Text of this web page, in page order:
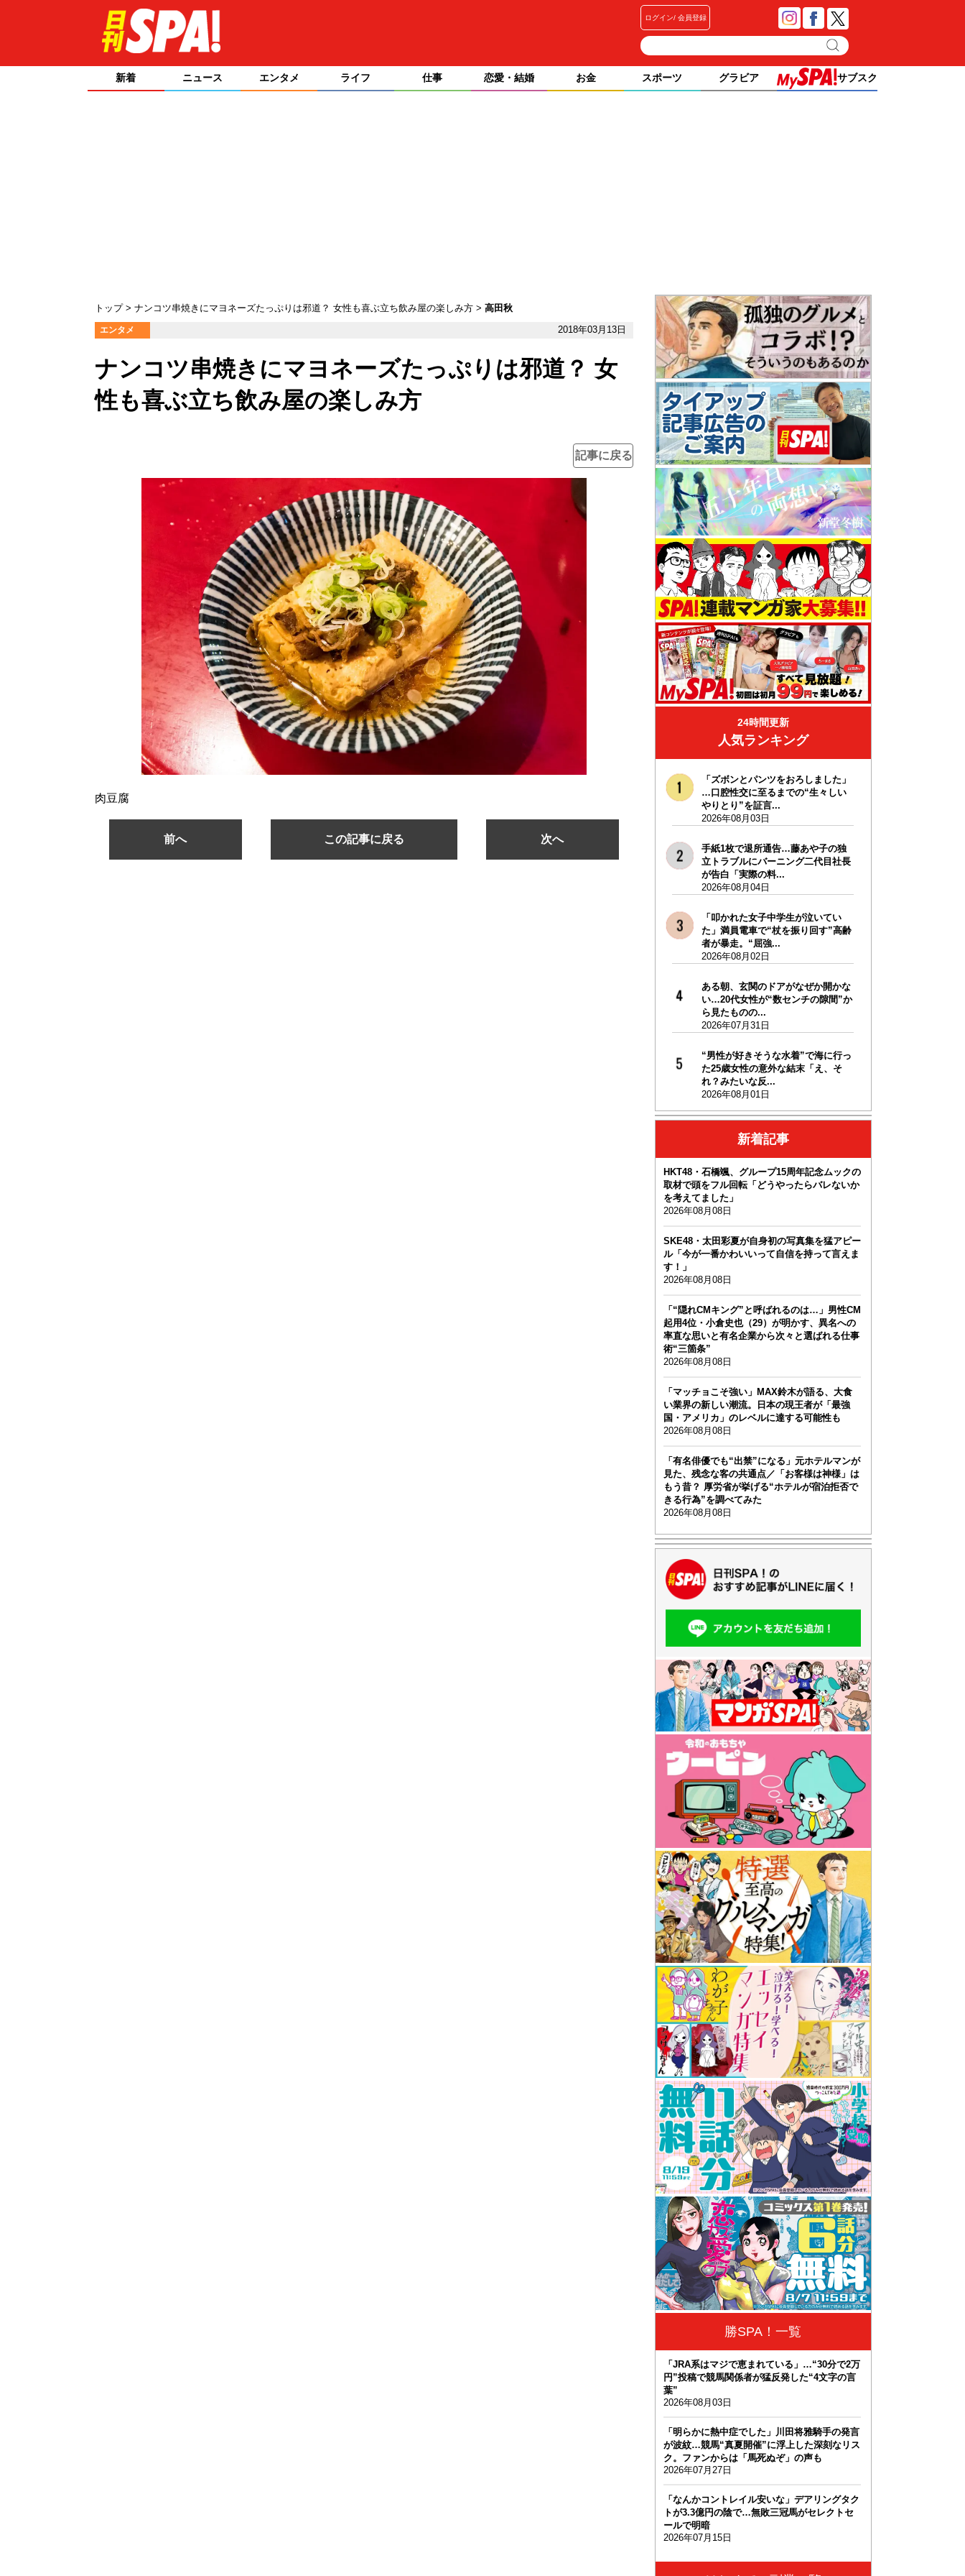
ログイン 会員登録
新着 ニュース エンタメ ライフ 仕事 恋愛・結婚 お金 スポーツ グラビア サブスク
トップ ナンコツ串焼きにマヨネーズたっぷりは邪道？ 女性も喜ぶ立ち飲み屋の楽しみ方 高田秋
エンタメ 2018年03月13日
ナンコツ串焼きにマヨネーズたっぷりは邪道？ 女
性も喜ぶ立ち飲み屋の楽しみ方
記事に戻る
肉豆腐
前へ この記事に戻る 次へ
24時間更新
人気ランキング
「ズボンとパンツをおろしました」
…口腔性交に至るまでの“生々しい
やりとり”を証言...
2026年08月03日
手紙1枚で退所通告…藤あや子の独
立トラブルにバーニング二代目社長
が告白「実際の料...
2026年08月04日
「叩かれた女子中学生が泣いてい
た」満員電車で“杖を振り回す”高齢
者が暴走。“屈強...
2026年08月02日
ある朝、玄関のドアがなぜか開かな
い…20代女性が“数センチの隙間”か
ら見たものの...
2026年07月31日
“男性が好きそうな水着”で海に行っ
た25歳女性の意外な結末「え、そ
れ？みたいな反...
2026年08月01日
新着記事
HKT48・石橋颯、グループ15周年記念ムックの
取材で頭をフル回転「どうやったらバレないか
を考えてました」
2026年08月08日
SKE48・太田彩夏が自身初の写真集を猛アピー
ル「今が一番かわいいって自信を持って言えま
す！」
2026年08月08日
「“隠れCMキング”と呼ばれるのは…」男性CM
起用4位・小倉史也（29）が明かす、異名への
率直な思いと有名企業から次々と選ばれる仕事
術“三箇条”
2026年08月08日
「マッチョこそ強い」MAX鈴木が語る、大食
い業界の新しい潮流。日本の現王者が「最強
国・アメリカ」のレベルに達する可能性も
2026年08月08日
「有名俳優でも“出禁”になる」元ホテルマンが
見た、残念な客の共通点／「お客様は神様」は
もう昔？ 厚労省が挙げる“ホテルが宿泊拒否で
きる行為”を調べてみた
2026年08月08日
勝SPA！一覧
「JRA系はマジで恵まれている」…“30分で2万
円”投稿で競馬関係者が猛反発した“4文字の言
葉”
2026年08月03日
「明らかに熱中症でした」川田将雅騎手の発言
が波紋…競馬“真夏開催”に浮上した深刻なリス
ク。ファンからは「馬死ぬぞ」の声も
2026年07月27日
「なんかコントレイル安いな」デアリングタク
トが3.3億円の陰で…無敗三冠馬がセレクトセ
ールで明暗
2026年07月15日